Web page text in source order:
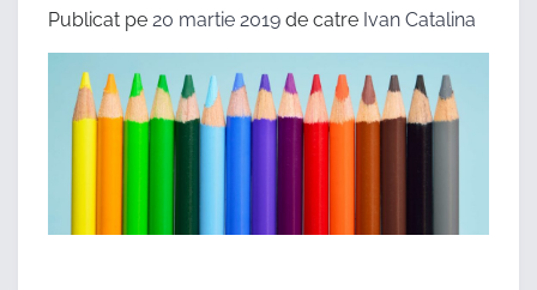
Publicat pe 20 martie 2019 de catre Ivan Catalina